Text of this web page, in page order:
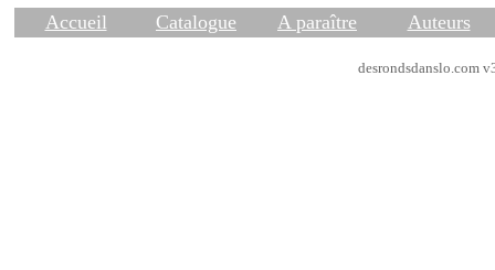
Accueil Catalogue A paraître Auteurs
desrondsdanslo.com